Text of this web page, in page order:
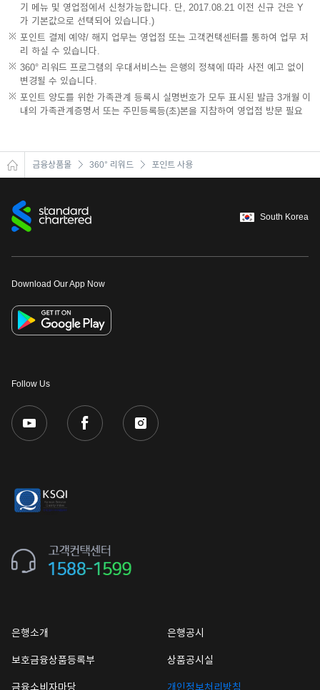
기 메뉴 및 영업점에서 신청가능합니다. 단, 2017.08.21 이전 신규 건은 Y
가 기본값으로 선택되어 있습니다.)
포인트 결제 예약/ 해지 업무는 영업점 또는 고객컨택센터를 통하여 업무 처
리 하실 수 있습니다.
360° 리워드 프로그램의 우대서비스는 은행의 정책에 따라 사전 예고 없이
변경될 수 있습니다.
포인트 양도를 위한 가족관계 등록시 실명번호가 모두 표시된 발급 3개월 이
내의 가족관계증명서 또는 주민등록등(초)본을 지참하여 영업점 방문 필요
금융상품몰 360° 리워드 포인트 사용
South Korea
Download Our App Now
Follow Us
은행소개 은행공시
보호금융상품등록부 상품공시실
금융소비자마당 개인정보처리방침